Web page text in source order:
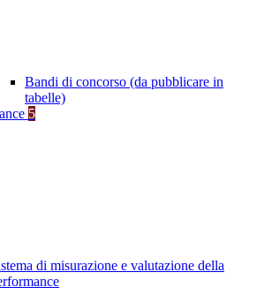
Bandi di concorso (da pubblicare in
tabelle)
5
di misurazione e valutazione della